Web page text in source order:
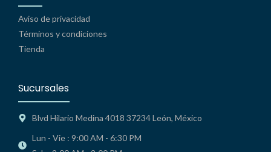
Aviso de privacidad
Términos y condiciones
Tienda
Sucursales
Blvd Hilario Medina 4018 37234 León, México
Lun - Vie : 9:00 AM - 6:30 PM